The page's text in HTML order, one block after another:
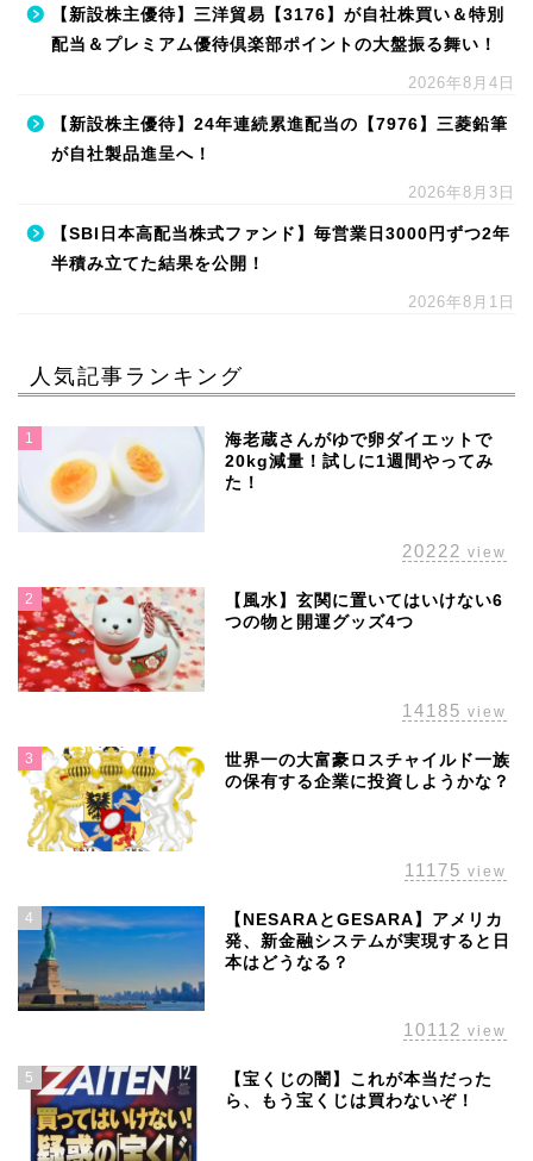
【新設株主優待】三洋貿易【3176】が自社株買い＆特別
配当＆プレミアム優待倶楽部ポイントの大盤振る舞い！
2026年8月4日
【新設株主優待】24年連続累進配当の【7976】三菱鉛筆
が自社製品進呈へ！
2026年8月3日
【SBI日本高配当株式ファンド】毎営業日3000円ずつ2年
半積み立てた結果を公開！
2026年8月1日
人気記事ランキング
1
海老蔵さんがゆで卵ダイエットで
20kg減量！試しに1週間やってみ
た！
20222 view
2
【風水】玄関に置いてはいけない6
つの物と開運グッズ4つ
14185 view
3
世界一の大富豪ロスチャイルド一族
の保有する企業に投資しようかな？
11175 view
4
【NESARAとGESARA】アメリカ
発、新金融システムが実現すると日
本はどうなる？
10112 view
5
【宝くじの闇】これが本当だった
ら、もう宝くじは買わないぞ！